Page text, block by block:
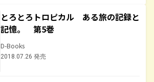
とろとろトロピカル ある旅の記録と
記憶。 第5巻
D-Books
2018.07.26 発売